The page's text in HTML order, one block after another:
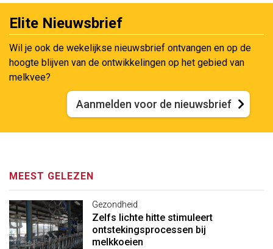
Elite Nieuwsbrief
Wil je ook de wekelijkse nieuwsbrief ontvangen en op de
hoogte blijven van de ontwikkelingen op het gebied van
melkvee?
Aanmelden voor de nieuwsbrief
MEEST GELEZEN
Gezondheid
Zelfs lichte hitte stimuleert
ontstekingsprocessen bij
melkkoeien